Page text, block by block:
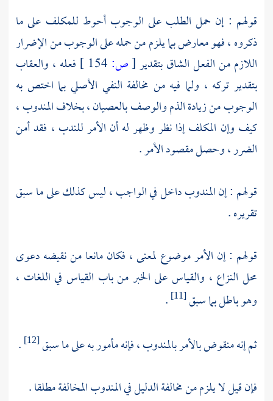
قولهم : إن حمل الطلب على الوجوب أحوط للمكلف على ما
ذكروه ، فهو معارض بما يلزم من حمله على الوجوب من الإضرار
اللازم من الفعل الشاق بتقدير[ص:
فعله ، والعقاب
بتقدير تركه ، ولما فيه من مخالفة النفي الأصلي بما اختص به
الوجوب من زيادة الذم والوصف بالعصيان ، بخلاف المندوب ،
كيف وإن المكلف إذا نظر وظهر له أن الأمر للندب ، فقد أمن
الضرر ، وحصل مقصود الأمر .
قولهم : إن المندوب داخل في الواجب ، ليس كذلك على ما سبق
تقريره .
قولهم : إن الأمر موضوع لمعنى ، فكان مانعا من نقيضه دعوى
محل النزاع ، والقياس على الخبر من باب القياس في اللغات ،
وهو باطل بما سبق[11]
.
ثم إنه منقوض بالأمر بالمندوب ، فإنه مأمور به على ما سبق[12]
.
فإن قيل لا يلزم من مخالفة الدليل في المندوب المخالفة مطلقا .